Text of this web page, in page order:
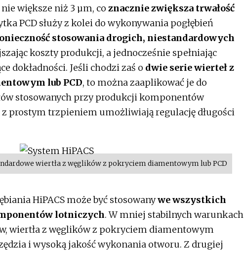
większe niż 3 µm, co znacznie zwiększa trwałość
PCD służy z kolei do wykonywania pogłębień
stosowania drogich, niestandardowych
koszty produkcji, a jednocześnie spełniając
dokładności. Jeśli chodzi zaś o dwie serie wierteł z
lub PCD, to można zaaplikować je do
stosowanych przy produkcji komponentów
prostym trzpieniem umożliwiają regulację długości
wiertła z węglików z pokryciem diamentowym lub PCD
HiPACS może być stosowanywe wszystkich
lotniczych. W mniej stabilnych warunkach
wiertła z węglików z pokryciem diamentowym
i wysoką jakość wykonania otworu. Z drugiej